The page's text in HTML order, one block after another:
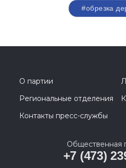
#обрезка
О партии
Региональные отделения
Контакты пресс-службы
Общественная
+7 (473)